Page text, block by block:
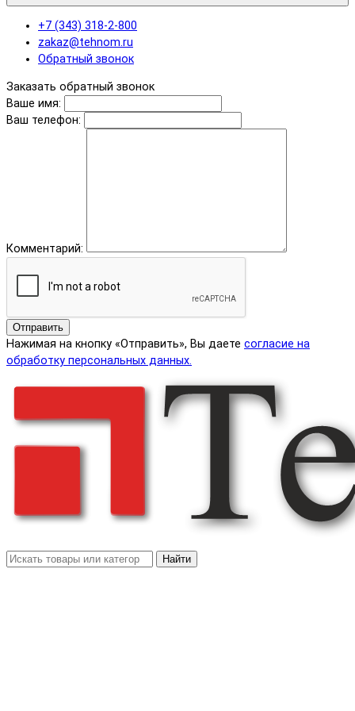
+7 (343) 318-2-800
zakaz@tehnom.ru
Обратный звонок
Заказать обратный звонок
Ваше имя:
Ваш телефон:
Комментарий:
Отправить
Нажимая на кнопку «Отправить», Вы даете согласие на
обработку персональных данных.
Найти